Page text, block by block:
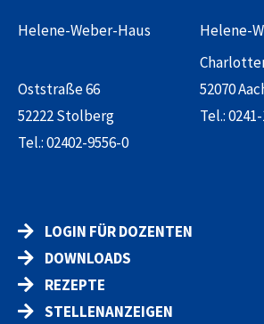
Helene-Weber-Haus
Oststraße 66
52222 Stolberg
Tel.:02402-9556-0
Helene-
52070
Tel.:
LOGIN FÜR DOZENTEN
DOWNLOADS
REZEPTE
STELLENANZEIGEN